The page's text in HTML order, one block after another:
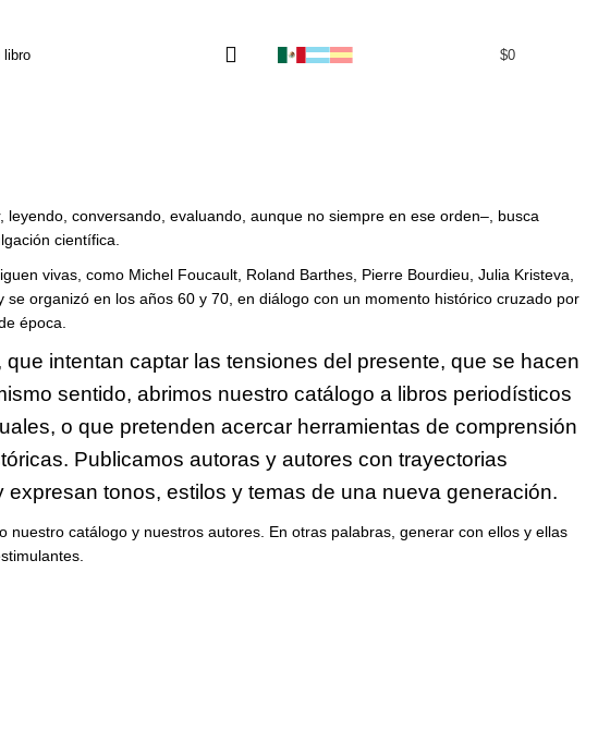
$0
conversando, evaluando, aunque no siempre en ese orden–, busca
científica.
vivas, como Michel Foucault, Roland Barthes, Pierre Bourdieu, Julia Kristeva,
organizó en los años 60 y 70, en diálogo con un momento histórico cruzado por
época.
intentan captar las tensiones del presente, que se hacen
sentido, abrimos nuestro catálogo a libros periodísticos
o que pretenden acercar herramientas de comprensión
Publicamos autoras y autores con trayectorias
tonos, estilos y temas de una nueva generación.
catálogo y nuestros autores. En otras palabras, generar con ellos y ellas